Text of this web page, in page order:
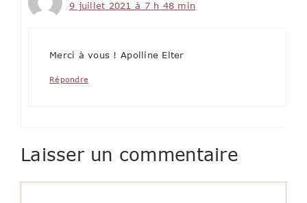
9 juillet 2021 à 7 h 48 min
Merci à vous ! Apolline Elter
Répondre
Laisser un commentaire